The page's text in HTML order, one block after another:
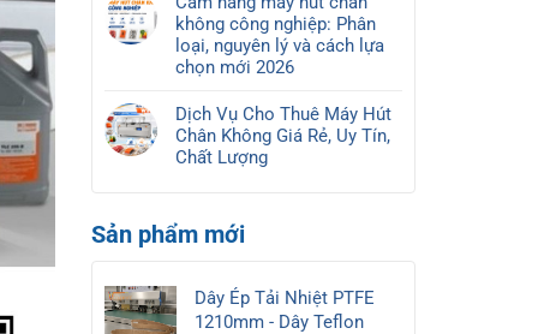
loại
nào?
nên
chọn
máy
Báo
giá
mới
sánh
máy
hút
chân
băng
tải
và
bình
luận
ở
Top
3
các
loại
máy
không
phổ
biến
không công nghiệp: Phân
loại, nguyên lý và cách lựa
chọn mới 2026
có
bình
luận
máy
chân
không
công
Dịch Vụ Cho Thuê Máy Hút
Chân Không Giá Rẻ, Uy Tín,
Chất Lượng
bình
luận
Dịch
Vụ
Cho
Sản phẩm mới
Dây Ép Tải Nhiệt PTFE
1210mm - Dây Teflon